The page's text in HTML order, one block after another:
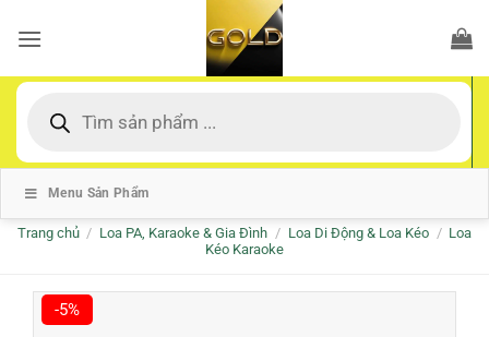
qua
dung
kiếm
Menu Sản Phẩm
Trang chủ / Loa PA, Karaoke & Gia Đình / Loa Di Động & Loa Kéo / Loa
Kéo Karaoke
-5%